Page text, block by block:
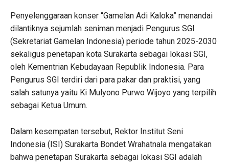
Penyelenggaraan konser “Gamelan Adi Kaloka” menandai
dilantiknya sejumlah seniman menjadi Pengurus SGI
(Sekretariat Gamelan Indonesia) periode tahun 2025-2030
sekaligus penetapan kota Surakarta sebagai lokasi SGI,
oleh Kementrian Kebudayaan Republik Indonesia. Para
Pengurus SGI terdiri dari para pakar dan praktisi, yang
salah satunya yaitu Ki Mulyono Purwo Wijoyo yang terpilih
sebagai Ketua Umum.
Dalam kesempatan tersebut, Rektor Institut Seni
Indonesia (ISI) Surakarta Bondet Wrahatnala mengatakan
bahwa penetapan Surakarta sebagai lokasi SGI adalah